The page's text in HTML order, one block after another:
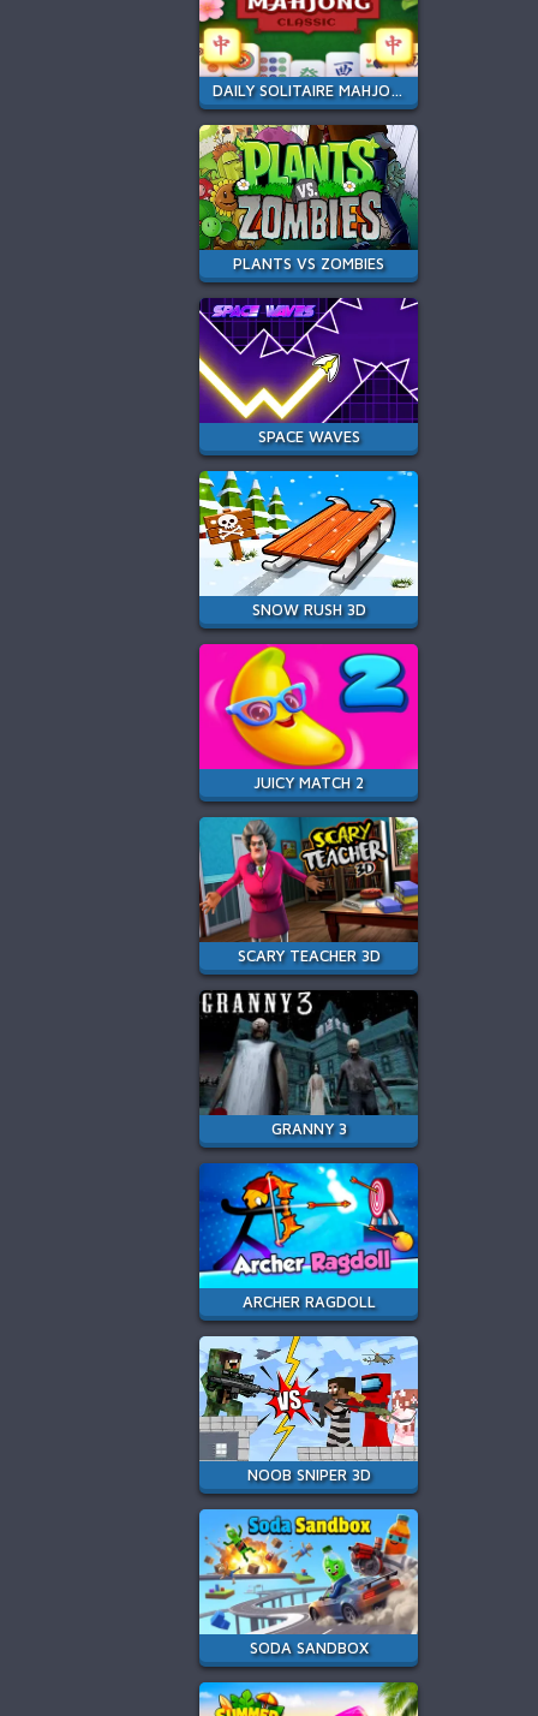
DAILY SOLITAIRE MAHJONG CLASSIC
PLANTS VS ZOMBIES
SPACE WAVES
SNOW RUSH 3D
JUICY MATCH 2
SCARY TEACHER 3D
GRANNY 3
ARCHER RAGDOLL
NOOB SNIPER 3D
SODA SANDBOX